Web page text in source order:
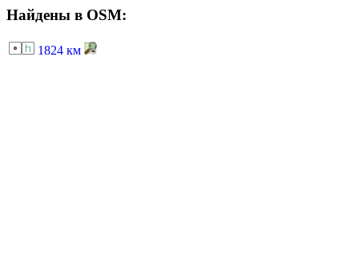
Найдены в OSM:
1824 км